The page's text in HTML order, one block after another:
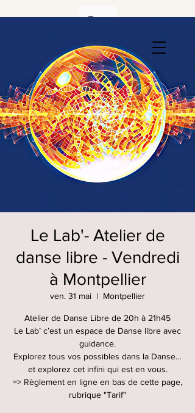
Le Lab'- Atelier de
danse libre - Vendredi
à Montpellier
ven. 31 mai
  |
Montpellier
Atelier de Danse Libre de 20h à 21h45
Le Lab’ c’est un espace de Danse libre avec
guidance.
Explorez tous vos possibles dans la Danse…
et explorez cet infini qui est en vous.
=> Règlement en ligne en bas de cette page,
rubrique "Tarif"